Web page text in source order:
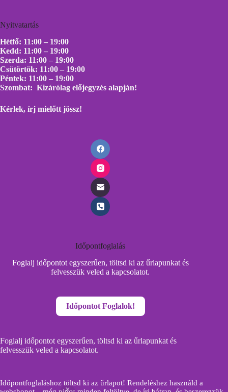
Időpontfoglaláshoz töltsd ki az űrlapot! Rendeléshez használd a
termékoldalon
ki
Nyitvatartás
Hétfő: 11:00 – 19:00
Kedd: 11:00 – 19:00
Szerda: 11:00 – 19:00
Csütörtök: 11:00 – 19:00
Péntek: 11:00 – 19:00
Szombat: Kizárólag előjegyzés alapján!
Kérlek, írj mielőtt jössz!
Időpontfoglalás
Foglalj időpontot egyszerűen, töltsd ki az űrlapunkat és
felvesszük veled a kapcsolatot.
Időpontot Foglalok!
Foglalj időpontot egyszerűen, töltsd ki az űrlapunkat és
felvesszük veled a kapcsolatot.
IDŐPONTFOGLALÁS